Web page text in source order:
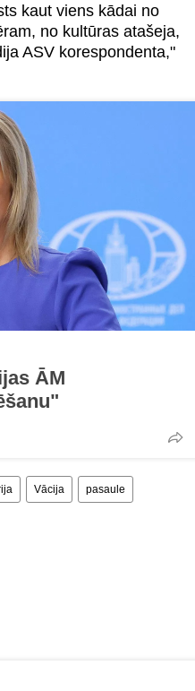
kaut viens kādai no
no kultūras atašeja,
ASV korespondenta,"
ĀM
Vācija pasaule